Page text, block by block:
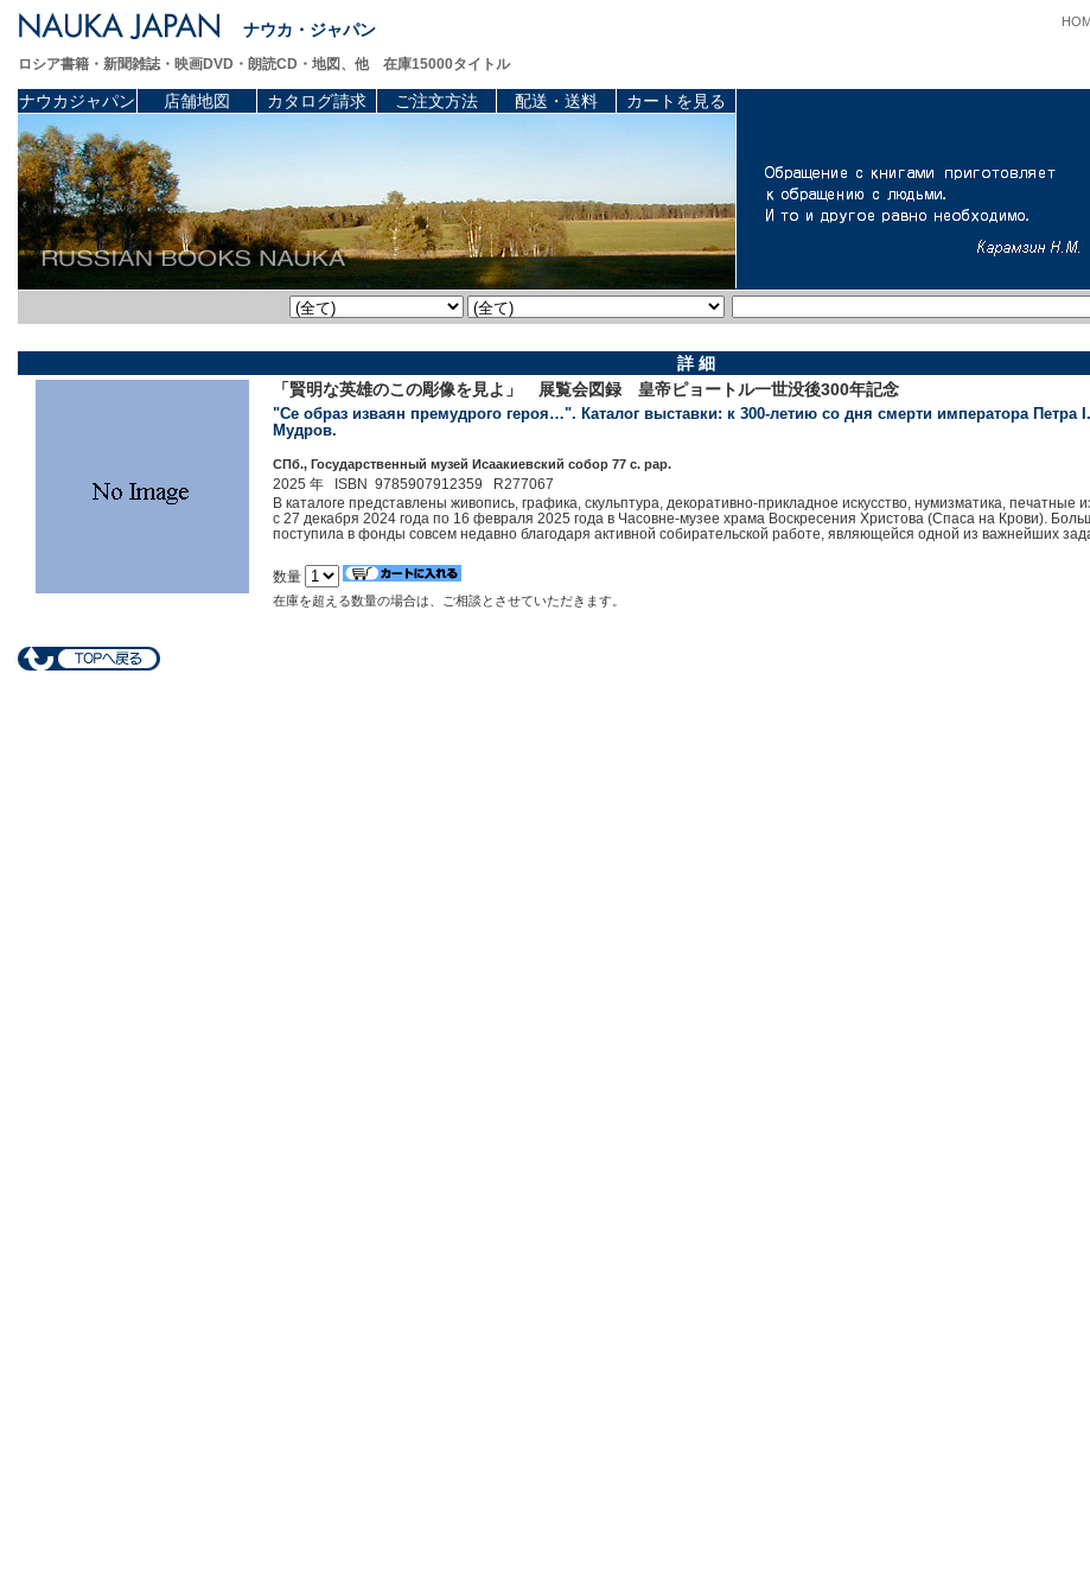
ナウカ・ジャパン
ロシア書籍・新聞雑誌・映画DVD・朗読CD・地図、他 在庫15000タイトル
ナウカジャパン 店舗地図 カタログ請求 ご注文方法 配送・送料 カートを見る
詳 細
「賢明な英雄のこの彫像を見よ」 展覧会図録 皇帝ピョートル一世没後300年記念
"Се образ изваян премудрого героя…". Каталог выставки: к 300-летию со дня смерти императора Петра
Мудров.
СПб., Государственный музей Исаакиевский собор 77 c. pap.
2025 年 ISBN 9785907912359 R277067
В каталоге представлены живопись, графика, скульптура, декоративно-прикладное искусство, нумизматика,
с 27 декабря 2024 года по 16 февраля 2025 года в Часовне-музее храма Воскресения Христова (Спаса на Крови).
поступила в фонды совсем недавно благодаря активной собирательской работе, являющейся одной из важнейших
数量
在庫を超える数量の場合は、ご相談とさせていただきます。